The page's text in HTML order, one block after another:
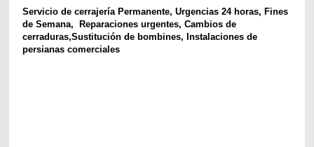
Servicio de cerrajería Permanente, Urgencias 24 horas, Fines
de Semana,
Reparaciones urgentes, Cambios de
cerraduras,Sustitución de bombines, Instalaciones de
persianas comerciales